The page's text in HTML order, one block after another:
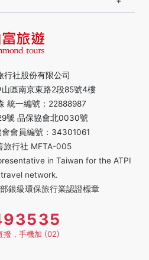
行社股份有限公司
區南京東路2段85號4樓
統一編號：22888987
號 品保協會北0030號
會會員編號：34301061
旅行社 MFTA-005
in Taiwan for the ATPI
network.
銀級環保旅行業認證標章
撥，手機加 (02)